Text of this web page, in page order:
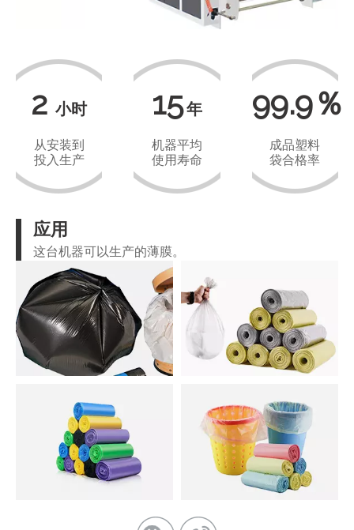
2小时
从安装到
投入生产
15年
机器平均
使用寿命
99.9％
成品塑料
袋合格率
应用
这台机器可以生产的薄膜。